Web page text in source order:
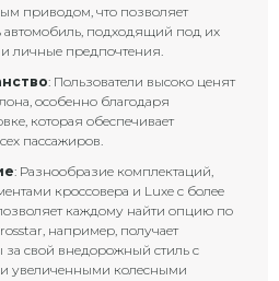
приводом, что позволяет
автомобиль, подходящий под их
личные предпочтения.
: Пользователи высоко ценят
особенно благодаря
которая обеспечивает
пассажиров.
: Разнообразие комплектаций,
кроссовера и Luxe с более
каждому найти опцию по
например, получает
свой внедорожный стиль с
увеличенными колесными